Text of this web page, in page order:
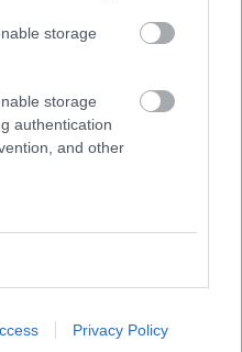
storage
storage
authentication
and other
Privacy Policy
polgármester ünnepi
alapozza, s a most
a célt szolgálja.